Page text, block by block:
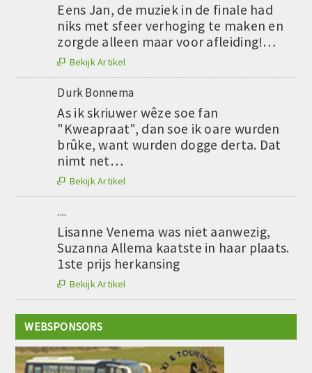
Eens Jan, de muziek in de finale had
niks met sfeer verhoging te maken en
zorgde alleen maar voor afleiding!…
 Bekijk Artikel
Durk Bonnema
As ik skriuwer wêze soe fan
"Kweapraat", dan soe ik oare wurden
brûke, want wurden dogge derta. Dat
nimt net…
 Bekijk Artikel
....
Lisanne Venema was niet aanwezig,
Suzanna Allema kaatste in haar plaats.
1ste prijs herkansing
 Bekijk Artikel
WEBSPONSORS